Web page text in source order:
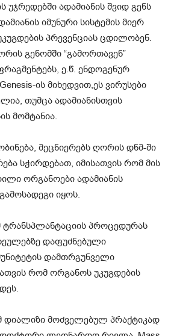
ადამიანის შვიდ გენს
იმუნური სისტემის მიერ
პრევენციას ცდილობენ.
გენომში “გამორთავენ”
ე.წ. ენდოგენურ
ის მიხედვით,ეს ვირუსები
თუმცა ადამიანისთვის
მომტანია.
მეცნიერებს ღორის დნმ-ში
სჭირდებათ, იმისათვის რომ მის
ორგანოები ადამიანის
იყოს.
ტრანსპლანტაციის პროცედურას
დაფუძნებული
დამთრგუნველი
რომ ორგანოს უკუგდების
დიალიზი მოძველებულ პრაქტიკად